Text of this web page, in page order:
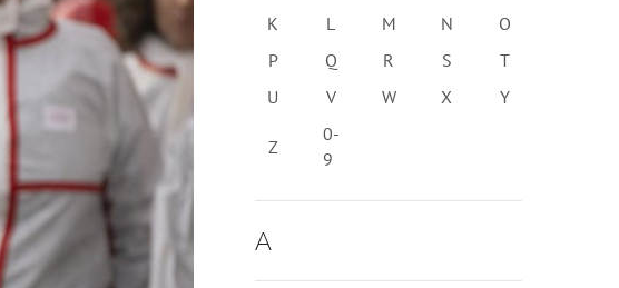
K
L M N
O
P
Q R S
T
U
V W X Y
Z
0-
9
A